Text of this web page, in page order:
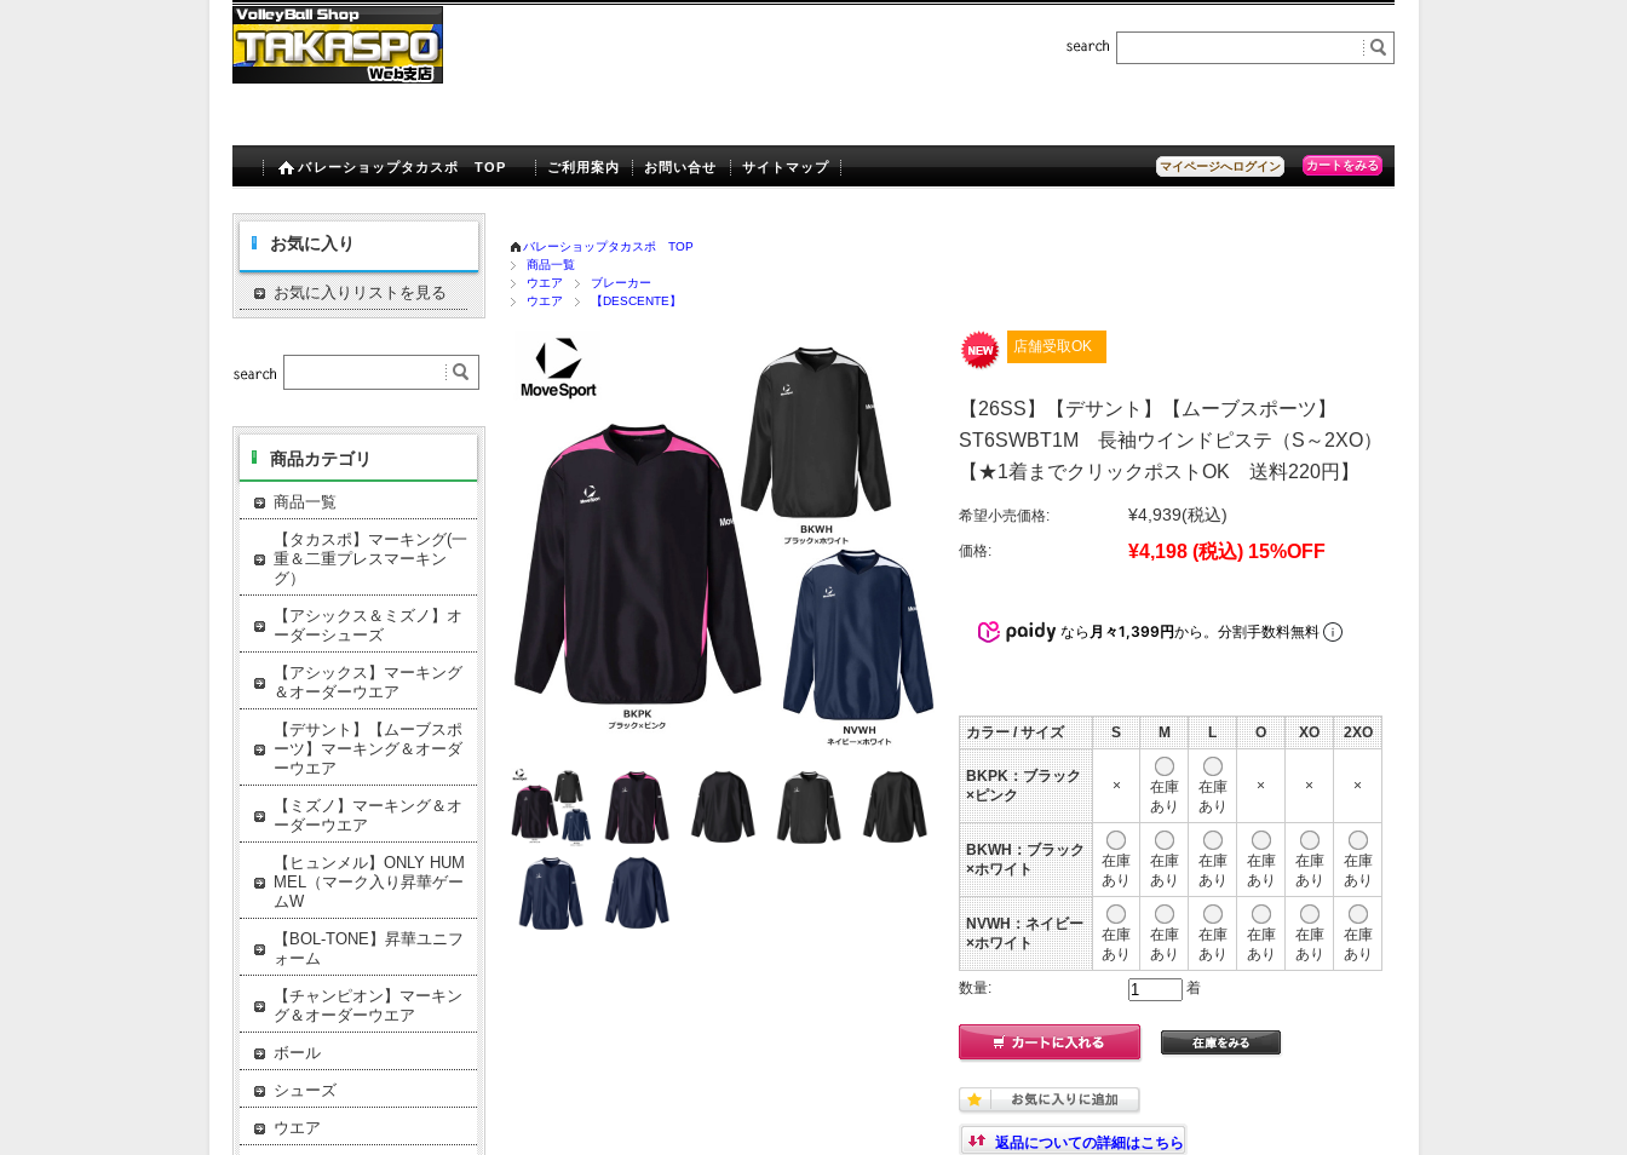
マイページへログイン カートをみる
バレーショップタカスポ TOP ご利用案内 お問い合せ サイトマップ
バレーショップタカスポ TOP
商品一覧
ウエア
ブレーカー
ウエア
【DESCENTE】
店舗受取OK
【26SS】【デサント】【ムーブスポーツ】
ST6SWBT1M 長袖ウインドピステ（S～2XO）
【★1着までクリックポストOK 送料220円】
希望小売価格: ¥4,939(税込)
価格: ¥4,198 (税込) 15%OFF
なら 月々1,399円から。分割手数料無料
カラー / サイズ S M L O XO 2XO
BKPK：ブラック
×ピンク
×
在庫
あり
在庫
あり
× × ×
BKWH：ブラック
×ホワイト
在庫
あり
在庫
あり
在庫
あり
在庫
あり
在庫
あり
在庫
あり
NVWH：ネイビー
×ホワイト
在庫
あり
在庫
あり
在庫
あり
在庫
あり
在庫
あり
在庫
あり
数量:
着
返品についての詳細はこちら
お気に入り
お気に入りリストを見る
商品カテゴリ
商品一覧
【タカスポ】マーキング(一
重＆二重プレスマーキン
グ）
【アシックス＆ミズノ】オ
ーダーシューズ
【アシックス】マーキング
＆オーダーウエア
【デサント】【ムーブスポ
ーツ】マーキング＆オーダ
ーウエア
【ミズノ】マーキング＆オ
ーダーウエア
【ヒュンメル】ONLY HUM
MEL（マーク入り昇華ゲー
ムW
【BOL-TONE】昇華ユニフ
ォーム
【チャンピオン】マーキン
グ＆オーダーウエア
ボール
シューズ
ウエア